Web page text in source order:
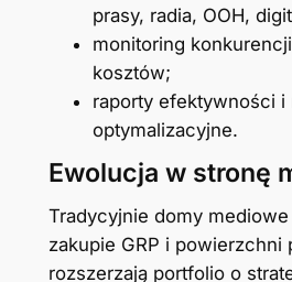
prasy, radia, OOH,
monitoring
kosztów;
raporty efektywności i
optymalizacyjne.
Ewolucja w stronę
Tradycyjnie domy mediowe
zakupie GRP i powierzchni
rozszerzają portfolio o